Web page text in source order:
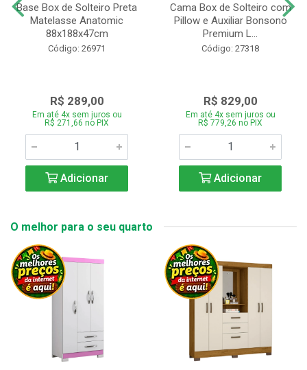
Base Box de Solteiro Preta
Matelasse Anatomic
88x188x47cm
Código: 26971
R$ 289,00
Em até 4x sem juros ou
R$ 271,66 no PIX
Adicionar
Cama Box de Solteiro com
Pillow e Auxiliar Bonsono
Premium L...
Código: 27318
R$ 829,00
Em até 4x sem juros ou
R$ 779,26 no PIX
Adicionar
O melhor para o seu quarto